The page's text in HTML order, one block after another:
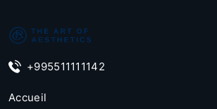
+995511111142
Accueil